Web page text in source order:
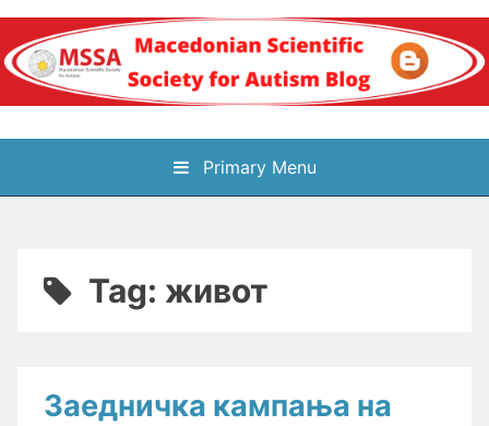
Skip
content
Блог на
Македонското научно
здружение за
Primary Menu
Tag: живот
Заедничка кампања на